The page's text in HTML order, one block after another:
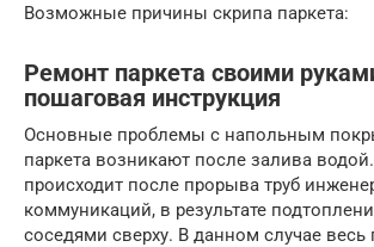
Возможные причины скрипа паркета:
Ремонт паркета своими
пошаговая инструкция
Основные проблемы с напольным
паркета возникают после залива
происходит после прорыва труб
коммуникаций, в результате
соседями сверху. В данном случае весь